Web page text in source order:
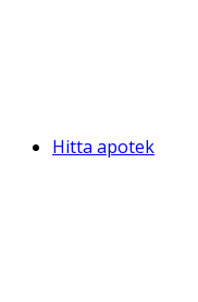
Hitta apotek